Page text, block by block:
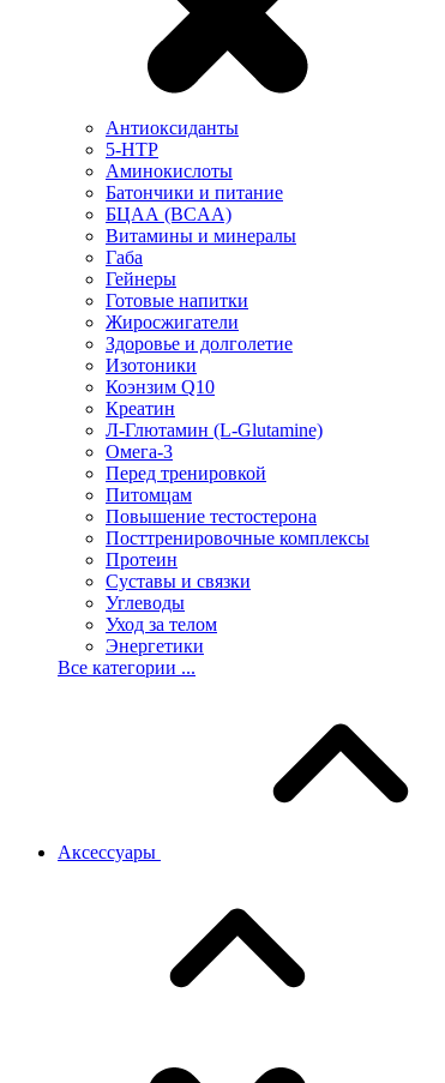
Антиоксиданты
5-HTP
Аминокислоты
Батончики и питание
БЦАА (BCAA)
Витамины и минералы
Габа
Гейнеры
Готовые напитки
Жиросжигатели
Здоровье и долголетие
Изотоники
Коэнзим Q10
Креатин
Л-Глютамин (L-Glutamine)
Омега-3
Перед тренировкой
Питомцам
Повышение тестостерона
Посттренировочные комплексы
Протеин
Суставы и связки
Углеводы
Уход за телом
Энергетики
Все категории ...
Аксессуары